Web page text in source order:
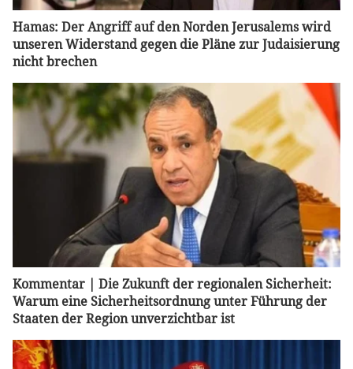
Hamas: Der Angriff auf den Norden Jerusalems wird
unseren Widerstand gegen die Pläne zur Judaisierung
nicht brechen
Kommentar | Die Zukunft der regionalen Sicherheit:
Warum eine Sicherheitsordnung unter Führung der
Staaten der Region unverzichtbar ist